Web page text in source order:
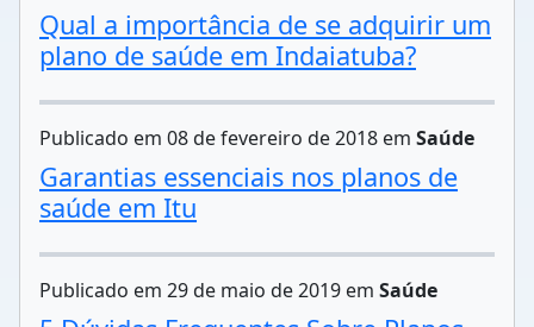
Qual a importância de se adquirir um
plano de saúde em Indaiatuba?
Publicado em 08 de fevereiro de 2018 em Saúde
Garantias essenciais nos planos de
saúde em Itu
Publicado em 29 de maio de 2019 em Saúde